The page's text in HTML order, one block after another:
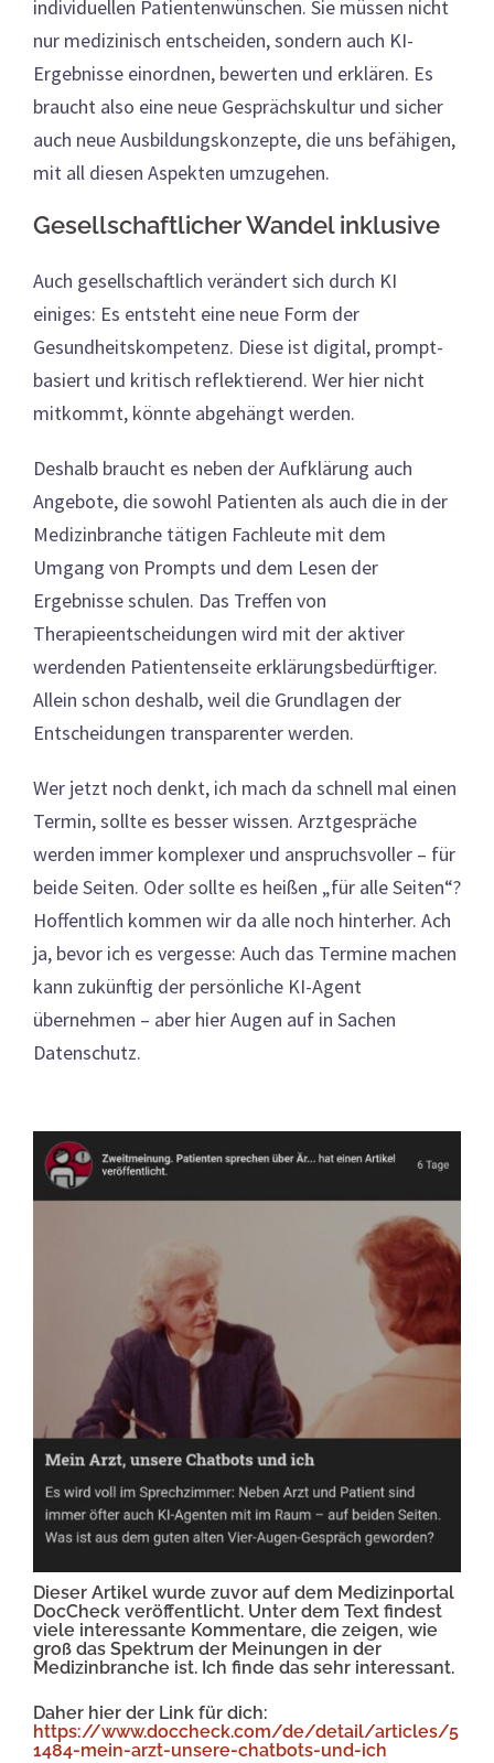
individuellen Patientenwünschen. Sie müssen nicht
nur medizinisch entscheiden, sondern auch KI-
Ergebnisse einordnen, bewerten und erklären. Es
braucht also eine neue Gesprächskultur und sicher
auch neue Ausbildungskonzepte, die uns befähigen,
mit all diesen Aspekten umzugehen.
Gesellschaftlicher Wandel inklusive
Auch gesellschaftlich verändert sich durch KI
einiges: Es entsteht eine neue Form der
Gesundheitskompetenz. Diese ist digital, prompt-
basiert und kritisch reflektierend. Wer hier nicht
mitkommt, könnte abgehängt werden.
Deshalb braucht es neben der Aufklärung auch
Angebote, die sowohl Patienten als auch die in der
Medizinbranche tätigen Fachleute mit dem
Umgang von Prompts und dem Lesen der
Ergebnisse schulen. Das Treffen von
Therapieentscheidungen wird mit der aktiver
werdenden Patientenseite erklärungsbedürftiger.
Allein schon deshalb, weil die Grundlagen der
Entscheidungen transparenter werden.
Wer jetzt noch denkt, ich mach da schnell mal einen
Termin, sollte es besser wissen. Arztgespräche
werden immer komplexer und anspruchsvoller – für
beide Seiten. Oder sollte es heißen „für alle Seiten“?
Hoffentlich kommen wir da alle noch hinterher. Ach
ja, bevor ich es vergesse: Auch das Termine machen
kann zukünftig der persönliche KI-Agent
übernehmen – aber hier Augen auf in Sachen
Datenschutz.
Dieser Artikel wurde zuvor auf dem Medizinportal
DocCheck veröffentlicht. Unter dem Text findest
viele interessante Kommentare, die zeigen, wie
groß das Spektrum der Meinungen in der
Medizinbranche ist. Ich finde das sehr interessant.
Daher hier der Link für dich:
https://www.doccheck.com/de/detail/articles/5
1484-mein-arzt-unsere-chatbots-und-ich